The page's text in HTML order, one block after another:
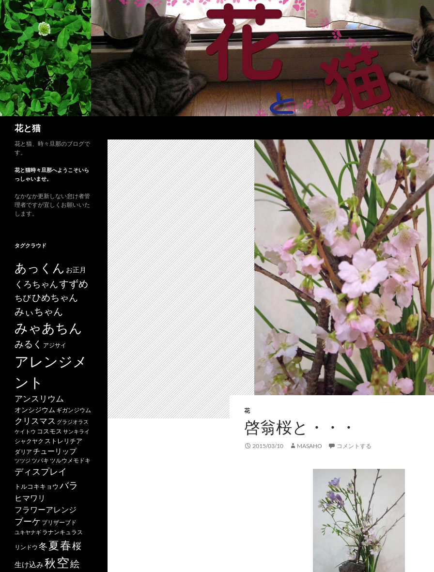
コ
ン
テ
ツ
へ
ス
キ
ッ
プ
花と猫
花
啓翁桜と・・・
2015/03/10 MASAHO コメントする
花と猫、時々旦那のブログで
す。
花と猫時々旦那へようこそいら
っしゃいませ。
なかなか更新しない怠け者管
理者ですが宜しくお願いいた
します。
タグクラウド
あっくん お正月
くろちゃんすずめ
ちびひめちゃん
みぃちゃん
みゃあちん
みるく アジサイ
アレンジメ
ント
アンスリウム
オンシジウム ギガンジウム
クリスマス グラジオラス
ケイトウ コスモス サンキライ
シャクヤク ストレリチア
ダリア チューリップ
ツツジ ツバキ ツルウメモドキ
ディスプレイ
トルコキキョウ バラ
ヒマワリ
フラワーアレンジ
ブーケ プリザーブド
ユキヤナギ ラナンキュラス
リンドウ 冬夏春桜
生け込み秋 空絵